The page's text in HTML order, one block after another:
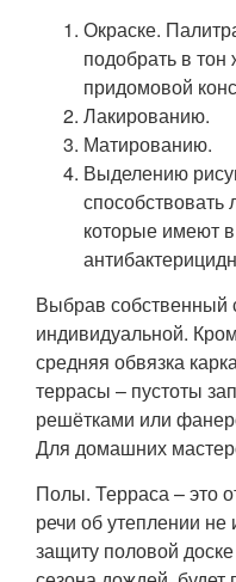
Окраске.
подобрать в
придомовой
Лакированию.
Матированию.
Выделению
которые имеют
Выбрав собственный
индивидуальной.
средняя обвязка
террасы – пустоты
решётками или
Для домашних
Полы. Терраса – это
речи об утеплении не
защиту половой